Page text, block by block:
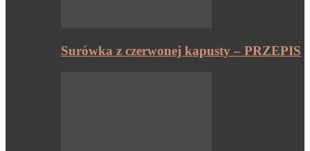
Surówka z czerwonej kapusty – PRZEPIS